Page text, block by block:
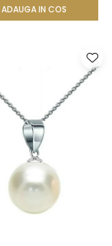
ADAUGA IN COS